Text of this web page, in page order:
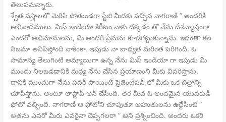
తెలుపమన్నారు.
శ్వేత వస్త్రాలలో మెరిసి పోతుండగా స్టేజి మీదకు వచ్చిన నాగరాణి ” అందరికి
అభివాదములు. మిస్ ఇండియా కిరీటం నాకు దక్కడం తో నేను దేశవ్యాప్తంగా
ఎందరో అభిమానులను, మీ అందరి ప్రేమను కూడగట్టుకున్నాను. ఇదంతా కల
నిజమా అనిపిస్తోంది నాకింకా. ఇపుడు నా బాధ్యత మరింత పెరిగింది. ఓ
సామాన్య తెలుగింటి అమ్మాయిగా ఉన్న నేను మిస్ ఇండియా గా ఇపుడు మీ
ముందు నిలబడడానికి మధ్య నేను చేసిన ప్రయాణంని మీకు వివరిస్తాను.
దానికి ముందుగా నేను పవర్ పాయింట్ ప్రెజెంటేషన్ లో మీకు ఒక చిత్రాన్ని
చూపిస్తాను. అంటూ లాప్టాప్ ఆన్ చేసింది. తెర మీద ఓ అందమైన యువకుడి
ఫోటో వచ్చింది. నాగరాణి ఆ ఫోటోని చూపుతూ ఆహుతులను ఉద్దేసించి ”
అతను ఎవరో మీరు ఎవరైనా చెప్పగలరా ” అని ప్రశ్నించింది. అందరు ఒకరి